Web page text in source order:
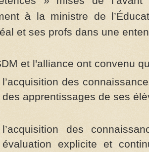
à la ministre de
et ses profs dans une
et l'alliance ont convenu
l’acquisition des
des apprentissages de ses
l’acquisition des
évaluation explicite et